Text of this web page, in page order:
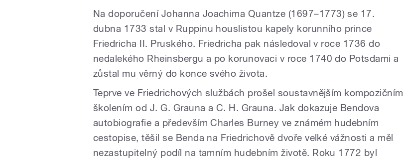
Na doporučení Johanna Joachima Quantze (1697–1773) se 17.
dubna 1733 stal v Ruppinu houslistou kapely korunního prince
Friedricha II. Pruského. Friedricha pak následoval v roce 1736 do
nedalekého Rheinsbergu a po korunovaci v roce 1740 do Potsdami a
zůstal mu věrný do konce svého života.
Teprve ve Friedrichových službách prošel soustavnějším kompozičním
školením od J. G. Grauna a C. H. Grauna. Jak dokazuje Bendova
autobiografie a především Charles Burney ve známém hudebním
cestopise, těšil se Benda na Friedrichově dvoře velké vážnosti a měl
nezastupitelný podíl na tamním hudebním životě. Roku 1772 byl